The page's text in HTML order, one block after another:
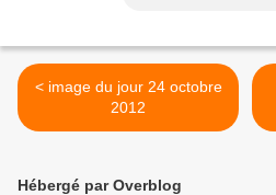
< image du jour 24 octobre
2012
Hébergé par Overblog